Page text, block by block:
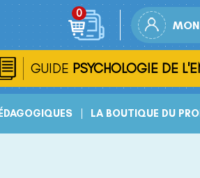
MON
GUIDE PSYCHOLOGIE DE
LA BOUTIQUE DU